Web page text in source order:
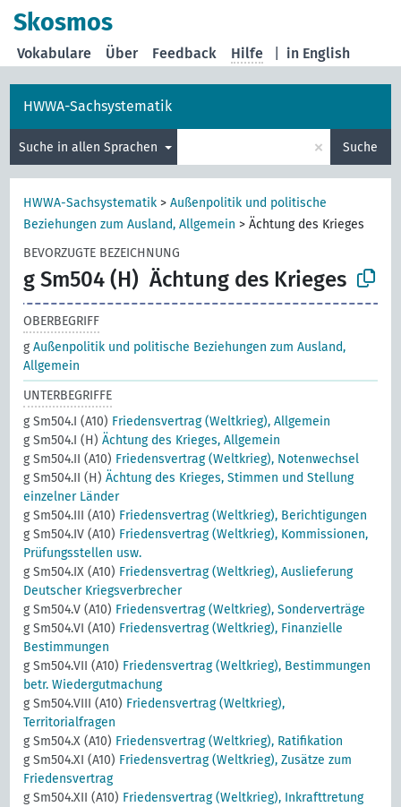
Skosmos
in English
Vokabulare Über Feedback Hilfe
HWWA-Sachsystematik
Suche in allen Sprachen × Suche
HWWA-Sachsystematik >Außenpolitik und politische
Beziehungen zum Ausland, Allgemein >Ächtung des Krieges
BEVORZUGTE BEZEICHNUNG
g Sm504 (H) Ächtung des Krieges
OBERBEGRIFF
gAußenpolitik und politische Beziehungen zum Ausland,
Allgemein
UNTERBEGRIFFE
g Sm504.I (A10) Friedensvertrag (Weltkrieg), Allgemein
g Sm504.I (H)Ächtung des Krieges, Allgemein
g Sm504.II (A10) Friedensvertrag (Weltkrieg), Notenwechsel
g Sm504.II (H)Ächtung des Krieges, Stimmen und Stellung
einzelner Länder
g Sm504.III (A10) Friedensvertrag (Weltkrieg), Berichtigungen
g Sm504.IV (A10) Friedensvertrag (Weltkrieg), Kommissionen,
Prüfungsstellen usw.
g Sm504.IX (A10) Friedensvertrag (Weltkrieg), Auslieferung
Deutscher Kriegsverbrecher
g Sm504.V (A10) Friedensvertrag (Weltkrieg), Sonderverträge
g Sm504.VI (A10) Friedensvertrag (Weltkrieg), Finanzielle
Bestimmungen
g Sm504.VII (A10) Friedensvertrag (Weltkrieg), Bestimmungen
betr. Wiedergutmachung
g Sm504.VIII (A10) Friedensvertrag (Weltkrieg),
Territorialfragen
g Sm504.X (A10) Friedensvertrag (Weltkrieg), Ratifikation
g Sm504.XI (A10) Friedensvertrag (Weltkrieg), Zusätze zum
Friedensvertrag
g Sm504.XII (A10) Friedensvertrag (Weltkrieg), Inkrafttretung